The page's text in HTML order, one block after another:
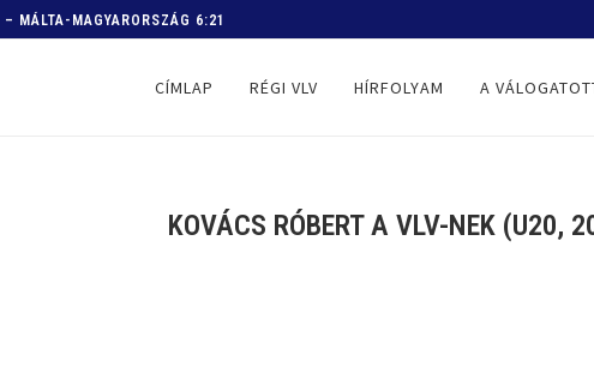
EB-RŐL – A TOVÁBBI PROGRAM
CÍMLAP RÉGI VLV HÍRFOLYAM A
KOVÁCS RÓBERT A VLV-NEK (U20,